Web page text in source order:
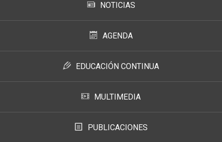
NOTICIAS
AGENDA
EDUCACIÓN CONTINUA
MULTIMEDIA
PUBLICACIONES